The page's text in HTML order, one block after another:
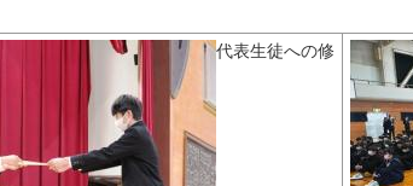
代表生徒への修